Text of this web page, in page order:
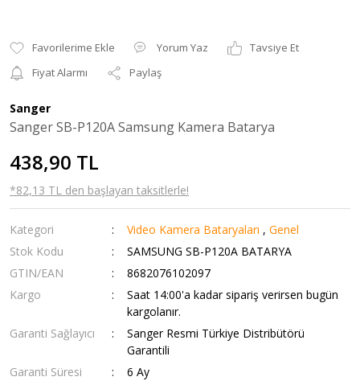
Yorum Yaz
Tavsiye Et
Fiyat Alarmı
Paylaş
Sanger
Sanger SB-P120A Samsung Kamera Batarya
438,90 TL
*82,13 TL den başlayan taksitlerle!
Kategori Video Kamera Bataryaları ,Genel
Stok Kodu
SAMSUNG SB-P120A BATARYA
GTIN/EAN
8682076102097
Kargo
Saat 14:00'a kadar sipariş verirsen bugün
kargolanır.
Garanti Sağlayıcı
Sanger Resmi Türkiye Distribütörü
Garantili
Garanti Süresi
6 Ay